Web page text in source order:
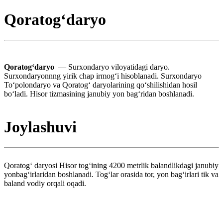
Qoratogʻdaryo
Qoratogʻdaryo — Surxondaryo viloyatidagi daryo.
Surxondaryonnng yirik chap irmogʻi hisoblanadi. Surxondaryo
Toʻpolondaryo va Qoratogʻ daryolarining qoʻshilishidan hosil
boʻladi. Hisor tizmasining janubiy yon bagʻridan boshlanadi.
Joylashuvi
Qoratogʻ daryosi Hisor togʻining 4200 metrlik balandlikdagi janubiy
yonbagʻirlaridan boshlanadi. Togʻlar orasida tor, yon bagʻirlari tik va
baland vodiy orqali oqadi.